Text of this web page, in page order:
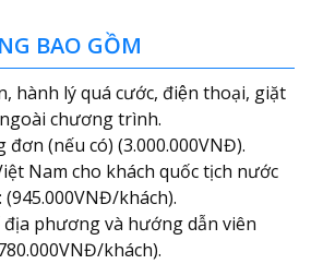
BAO GỒM
hành lý quá cước, điện thoại, giặt
chương trình.
(nếu có) (3.000.000VNĐ).
Nam cho khách quốc tịch nước
(945.000VNĐ/khách).
địa phương và hướng dẫn viên
khách).